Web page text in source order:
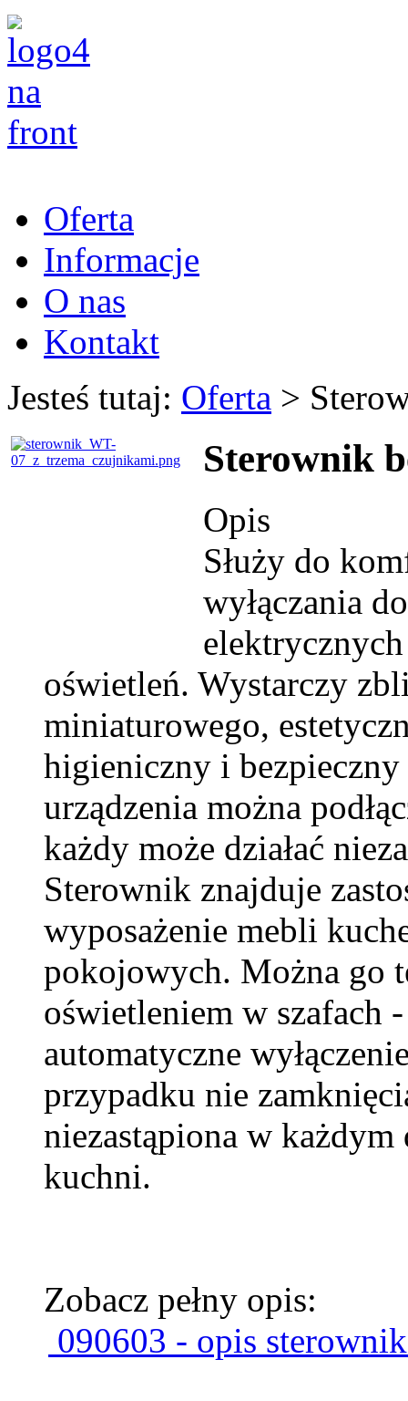
Oferta
Informacje
O nas
Kontakt
Jesteś tutaj: Oferta >
Sterownik
Opis
Służy do
wyłączania
oświetleń. Wystarczy
miniaturowego,
higieniczny i
urządzenia można
każdy może działać
Sterownik znajduje
wyposażenie mebli
pokojowych. Można go
oświetleniem w szafach
automatyczne
przypadku nie
niezastąpiona w
kuchni.
Zobacz pełny opis:
090603 - opis